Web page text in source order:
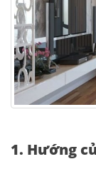
1. Hướng